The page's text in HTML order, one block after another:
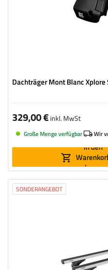
Dachträger Mont Blanc
329,00 €inkl. MwSt
Große Menge verfügbar Wir
In den
legen
SONDERANGEBOT